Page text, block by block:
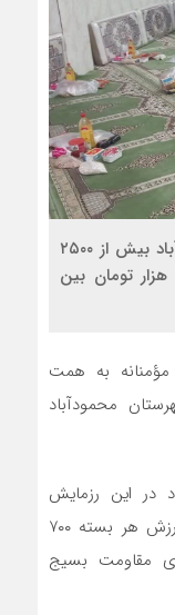
در رزمایش کمک مؤمنانه سپاه محمودآباد بیش از ۲۵۰۰
بسته معیشتی با ارزش هر بسته ۷۰۰ هزار تومان بین
به همت
محمودآباد
در این رزمایش
گفت: بیش از ۲۵۰۰ بسته معیشتی با ارزش هر بسته ۷۰۰
مقاومت بسیج